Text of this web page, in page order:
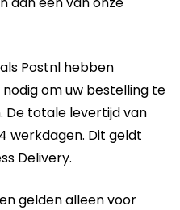
Postnl hebben
om uw bestelling te
De totale levertijd van
werkdagen. Dit geldt
Delivery.
gelden alleen voor